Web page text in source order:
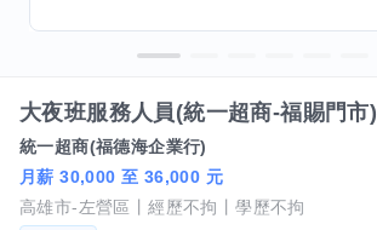
大夜班服務人員(統一超商-福賜門市)
統一超商(福德海企業行)
月薪 30,000 至 36,000 元
高雄市-左營區
經歷不拘 學歷不拘